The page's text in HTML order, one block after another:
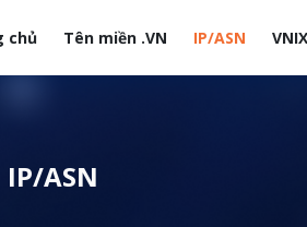
chủ Tên miền .VN IP/ASN VNIX
website
ASN